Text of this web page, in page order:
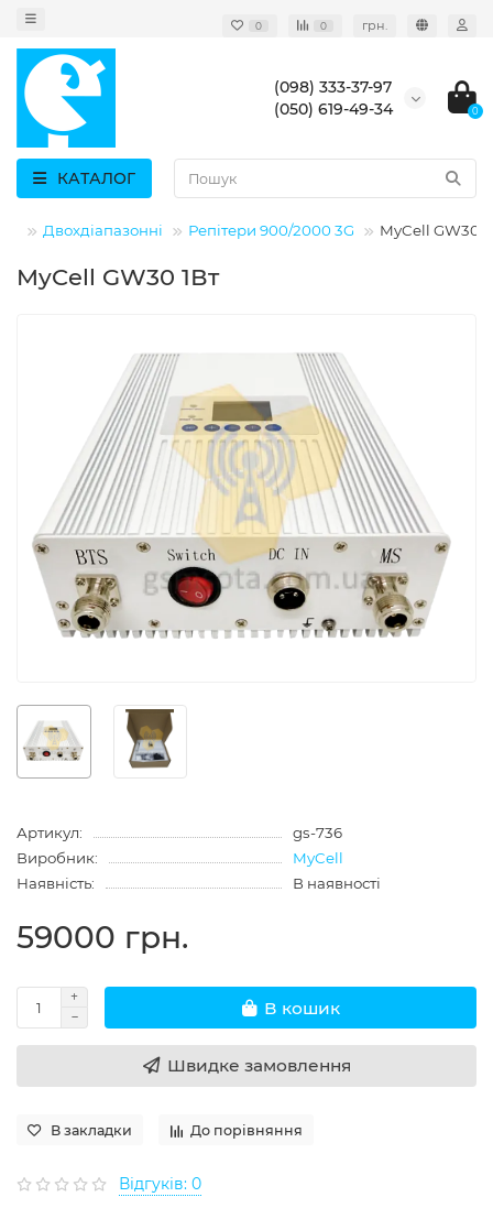
0 0 грн.
(098) 333-37-97
(050) 619-49-34
0
КАТАЛОГ
Двохдіапазонні Репітери 900/2000 3G MyCell GW30
MyCell GW30 1Вт
Артикул:
gs-736
Виробник:
MyCell
Наявність:
В наявності
59000 грн.
В кошик
Швидке замовлення
В закладки До порівняння
Відгуків: 0